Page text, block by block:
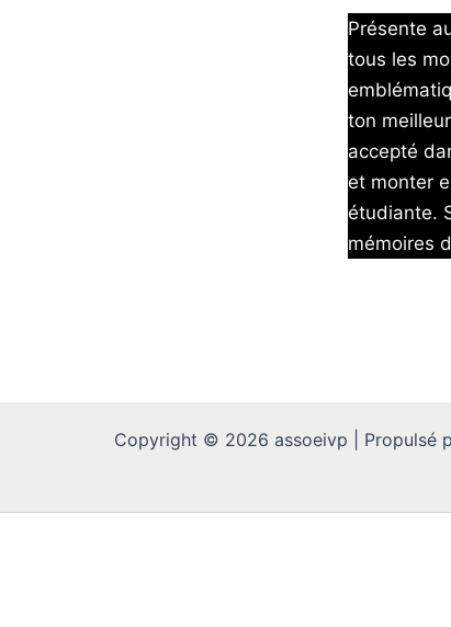
Présente
tous les
ton
accepté
et monter
étudiante.
mémoires
Copyright © 2026 assoeivp | Propulsé